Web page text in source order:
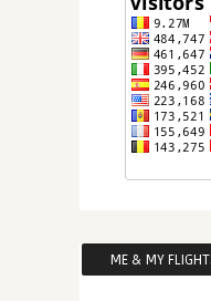
ME & MY